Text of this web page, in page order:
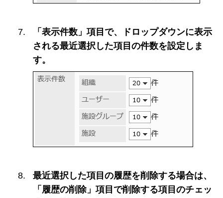
「表示件数」項目で、ドロップダウンに表示
される最近選択した項目の件数を設定しま
す。
最近選択した項目の履歴を削除する場合は、
「履歴の削除」項目で削除する項目のチェッ